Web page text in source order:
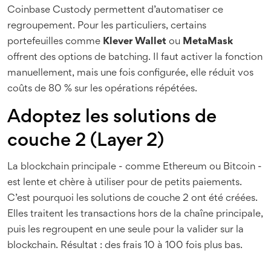
Coinbase Custody permettent d’automatiser ce
regroupement. Pour les particuliers, certains
portefeuilles comme Klever Wallet ou MetaMask
offrent des options de batching. Il faut activer la fonction
manuellement, mais une fois configurée, elle réduit vos
coûts de 80 % sur les opérations répétées.
Adoptez les solutions de
couche 2 (Layer 2)
La blockchain principale - comme Ethereum ou Bitcoin -
est lente et chère à utiliser pour de petits paiements.
C’est pourquoi les solutions de couche 2 ont été créées.
Elles traitent les transactions hors de la chaîne principale,
puis les regroupent en une seule pour la valider sur la
blockchain. Résultat : des frais 10 à 100 fois plus bas.